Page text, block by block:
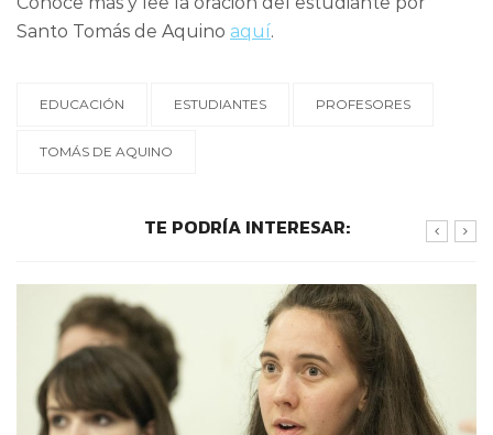
Santo Tomás de Aquino aquí.
EDUCACIÓN ESTUDIANTES PROFESORES
TOMÁS DE AQUINO
TE PODRÍA INTERESAR: